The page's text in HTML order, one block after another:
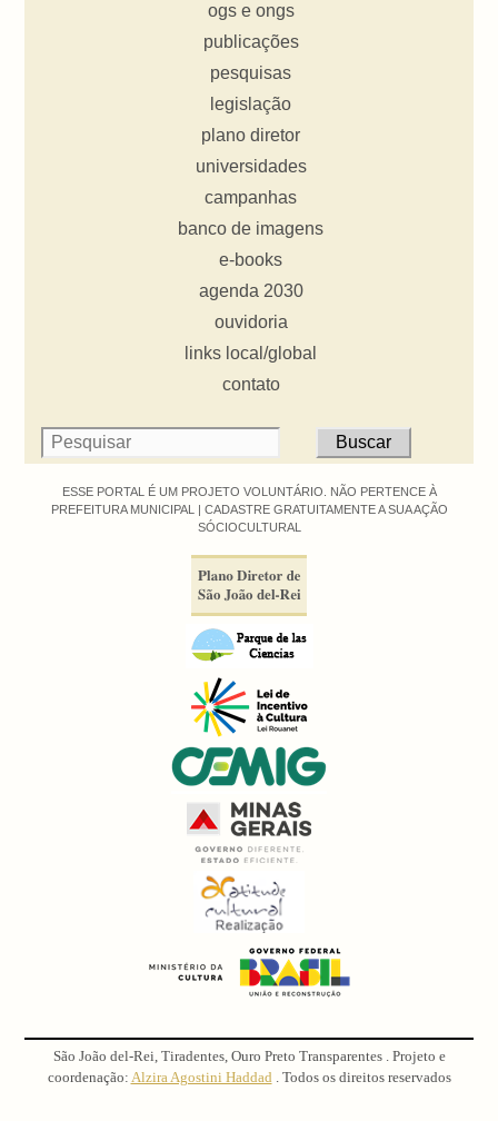
ogs e ongs
publicações
pesquisas
legislação
plano diretor
universidades
campanhas
banco de imagens
e-books
agenda 2030
ouvidoria
links local/global
contato
ESSE PORTAL É UM PROJETO VOLUNTÁRIO. NÃO PERTENCE À
PREFEITURA MUNICIPAL | CADASTRE GRATUITAMENTE A SUA AÇÃO
SÓCIOCULTURAL
São João del-Rei, Tiradentes, Ouro Preto Transparentes . Projeto e
coordenação: Alzira Agostini Haddad . Todos os direitos reservados